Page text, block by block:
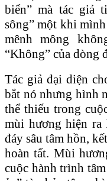
biển” mà tác giả
sông” một khi
mênh mông
“Không” của dòng
Tác giả đại diện
bắt nó nhưng hình
thể thiếu trong
mùi hương hiện ra
đáy sâu tâm hồn,
hoàn tất. Mùi
cuộc hành trình